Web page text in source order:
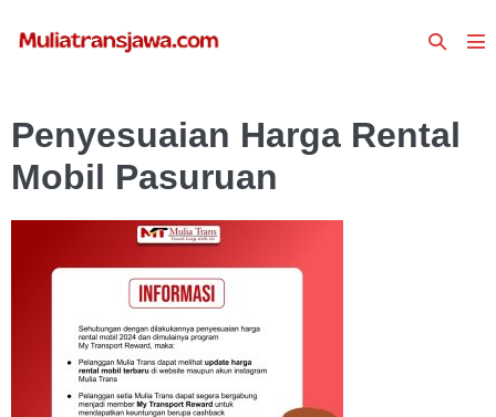
Toggle
Penyesuaian Harga Rental
Mobil Pasuruan